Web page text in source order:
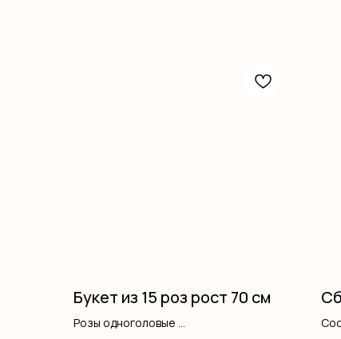
Букет из 15 роз рост 70 см
Розы одноголовые